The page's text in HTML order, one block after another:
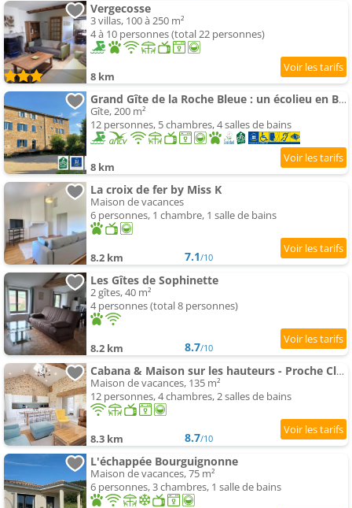
Vergecosse
3 villas, 100 à 250 m²
4 à 10 personnes (total 22 personnes)
8 km
Grand Gîte de la Roche Bleue : un écolieu en Bourgogne
Gîte, 200 m²
12 personnes, 5 chambres, 4 salles de bains
8 km
La croix de fer by Miss K
Maison de vacances
6 personnes, 1 chambre, 1 salle de bains
8.2 km 7.1/10
Les Gîtes de Sophinette
2 gîtes, 40 m²
4 personnes (total 8 personnes)
8.2 km 8.7/10
Cabana & Maison sur les hauteurs - Proche Cluny
Maison de vacances, 135 m²
12 personnes, 4 chambres, 2 salles de bains
8.3 km 8.7/10
L'échappée Bourguignonne
Maison de vacances, 75 m²
6 personnes, 3 chambres, 1 salle de bains